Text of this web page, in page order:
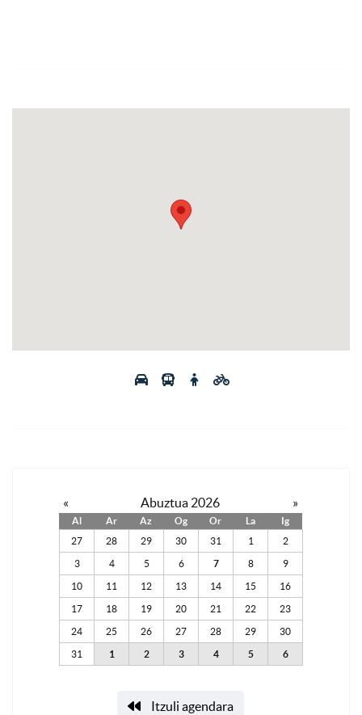
« Abuztua 2026 »
Al Ar Az Og Or La
Ig
27
28 29 30 31 1 2
3 4 5 6 7 8 9
10 11 12 13 14 15 16
17 18 19 20 21 22 23
24 25 26 27 28 29 30
31 1 2 3 4 5 6
Itzuli agendara